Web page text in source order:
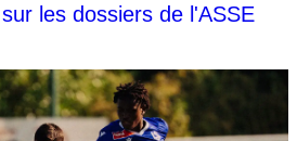
les dossiers de l'ASSE